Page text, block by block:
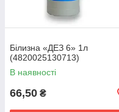
Білизна «ДЕЗ 6» 1л
(4820025130713)
В наявності
66,50 ₴